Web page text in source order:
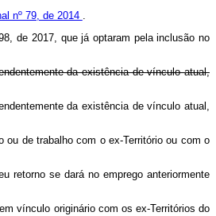
nº 79, de 2014 .
de 2017, que já optaram pela inclusão no
da existência de vínculo atual,
da existência de vínculo atual,
de trabalho com o ex-Território ou com o
retorno se dará no emprego anteriormente
vínculo originário com os ex-Territórios do